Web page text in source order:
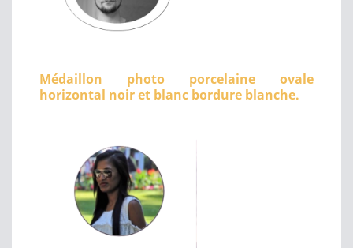
Médaillon photo porcelaine ovale
horizontal noir et blanc bordure blanche.